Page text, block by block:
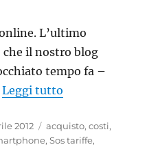
L’ultimo
che il nostro blog
tempo fa –
Leggi tutto
2012 Tag
acquisto,costi,
,Sos tariffe,